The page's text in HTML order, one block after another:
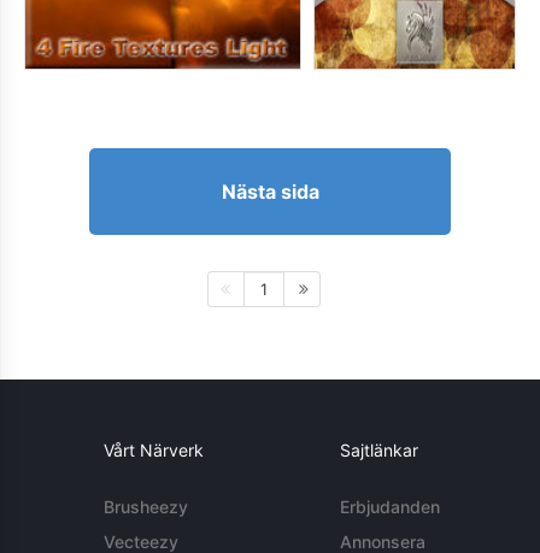
Nästa sida
1
Vårt Närverk
Brusheezy
Vecteezy
Sajtlänkar
Erbjudanden
Annonsera